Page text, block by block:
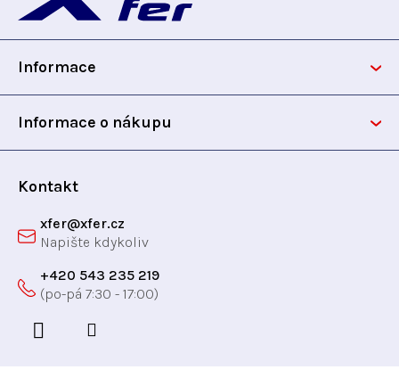
p
Informace
Informace o nákupu
Kontakt
xfer@xfer.cz
+420 543 235 219